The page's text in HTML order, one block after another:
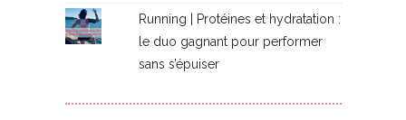
Running | Protéines et hydratation :
le duo gagnant pour performer
sans s’épuiser